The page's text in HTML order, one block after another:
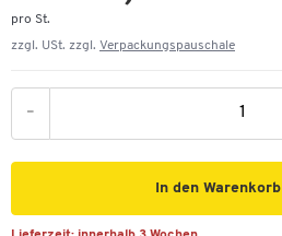
pro St.
zzgl. USt. zzgl. Verpackungspauschale
-
In den Warenkorb